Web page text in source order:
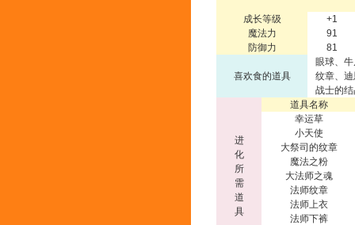
成长等级
+1
魔法力
91
防御力
81
喜欢食的道具
眼球、
纹章、
战士的
进
化
所
需
道
具
道具名称
幸运草
小天使
大祭司的纹章
魔法之粉
大法师之魂
法师纹章
法师上衣
法师下裤